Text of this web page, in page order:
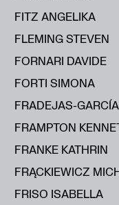
FITZ ANGELIKA
FLEMING STEVEN
FORNARI DAVIDE
FORTI SIMONA
FRADEJAS-
FRAMPTON
FRANKE KATHRIN
FRĄCKIEWICZ
FRISO ISABELLA